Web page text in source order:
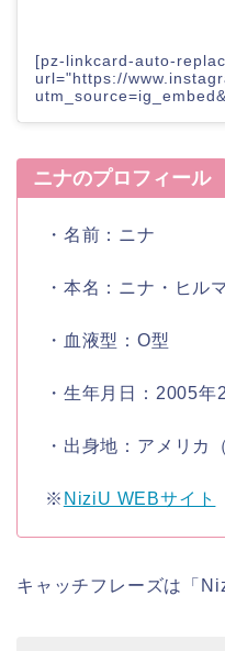
[pz-linkcard-auto-
url="https://
ニナのプロフィール
・名前： ニナ
・本名： ニナ・ヒル
・血液型： O型
・生年月日： 2005年
・出身地： アメリカ
※ NiziU WEBサイト
キャッチフレーズは「